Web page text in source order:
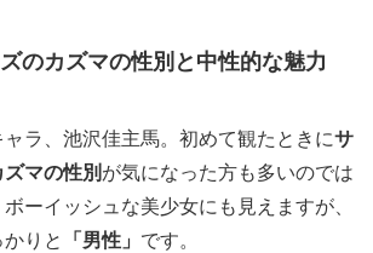
のカズマの性別と中性的な魅力
ラ、池沢佳主馬。初めて観たときにサ
マの性別 が気になった方も多いのでは
ーイッシュな美少女にも見えますが、
りと
「男性」 です。